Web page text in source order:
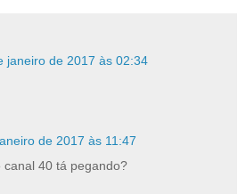
janeiro de 2017 às 02:34
de 2017 às 11:47
canal 40 tá pegando?